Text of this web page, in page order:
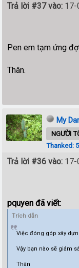
Trả lời #37 vào: 17-
Pen em tạm ứng
Thân.
My
NGƯỜI
Thanked:
Trả lời #36 vào: 17-
pquyen đã viết:
Trích dẫn
Việc đóng góp xây
Vậy bạn nào sẽ giám
Thân